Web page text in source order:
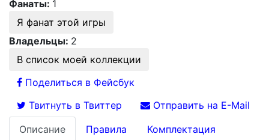
Фанаты: 1
Я фанат этой игры
Владельцы: 2
В список моей коллекции
Поделиться в Фейсбук
Твитнуть в Твиттер
Отправить на E-Mail
Описание
Правила Комплектация